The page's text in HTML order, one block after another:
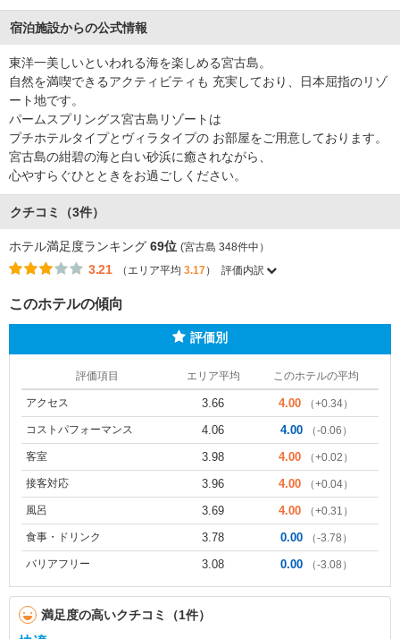
宿泊施設からの公式情報
東洋一美しいといわれる海を楽しめる宮古島。
自然を満喫できるアクティビティも 充実しており、日本屈指のリゾ
ート地です。
パームスプリングス宮古島リゾートは
プチホテルタイプとヴィラタイプの お部屋をご用意しております。
宮古島の紺碧の海と白い砂浜に癒されながら、
心やすらぐひとときをお過ごしください。
クチコミ（3件）
ホテル満足度ランキング 69位 (宮古島 348件中）
3.21 （エリア平均 3.17） 評価内訳
このホテルの傾向
評価別
評価項目 エリア平均 このホテルの平均
アクセス 3.66 4.00 （+0.34）
コストパフォーマンス 4.06 4.00 （-0.06）
客室 3.98 4.00 （+0.02）
接客対応 3.96 4.00 （+0.04）
風呂 3.69 4.00 （+0.31）
食事・ドリンク 3.78 0.00 （-3.78）
バリアフリー 3.08 0.00 （-3.08）
満足度の高いクチコミ（1件）